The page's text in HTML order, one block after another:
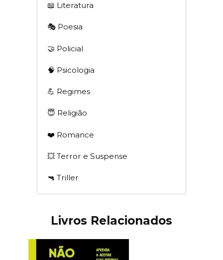
📖 Literatura
🎭 Poesia
🤝 Policial
🧠 Psicologia
💪 Regimes
😇 Religião
❤️ Romance
💥 Terror e Suspense
🔫 Triller
Livros Relacionados